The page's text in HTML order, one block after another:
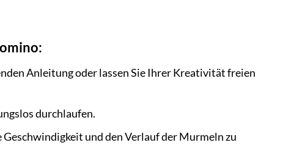
Anleitung oder lassen Sie Ihrer Kreativität freien
durchlaufen.
Geschwindigkeit und den Verlauf der Murmeln zu